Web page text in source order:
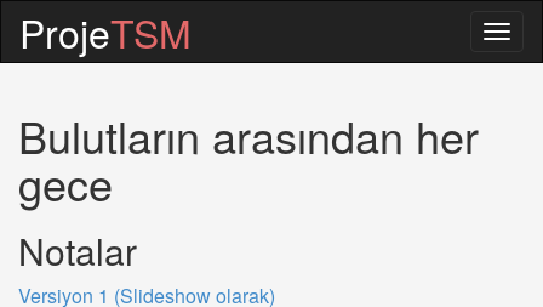
ProjeTSM
Bulutların arasından her
gece
Notalar
Versiyon 1 (Slideshow olarak)